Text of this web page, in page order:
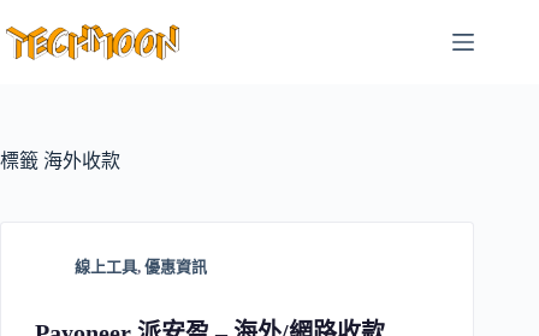
至
容
標籤 海外收款
線上工具, 優惠資訊